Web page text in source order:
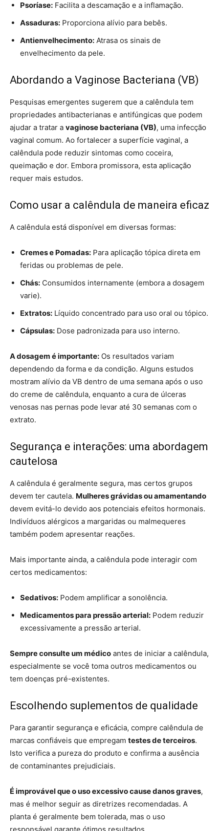
Psoríase: Facilita a descamação e a inflamação.
Assaduras: Proporciona alívio para bebês.
Antienvelhecimento: Atrasa os sinais de
envelhecimento da pele.
Abordando a Vaginose Bacteriana (VB)
Pesquisas emergentes sugerem que a calêndula tem
propriedades antibacterianas e antifúngicas que podem
ajudar a tratar a vaginose bacteriana (VB), uma infecção
vaginal comum. Ao fortalecer a superfície vaginal, a
calêndula pode reduzir sintomas como coceira,
queimação e dor. Embora promissora, esta aplicação
requer mais estudos.
Como usar a calêndula de maneira eficaz
A calêndula está disponível em diversas formas:
Cremes e Pomadas: Para aplicação tópica direta em
feridas ou problemas de pele.
Chás: Consumidos internamente (embora a dosagem
varie).
Extratos: Líquido concentrado para uso oral ou tópico.
Cápsulas: Dose padronizada para uso interno.
A dosagem é importante: Os resultados variam
dependendo da forma e da condição. Alguns estudos
mostram alívio da VB dentro de uma semana após o uso
do creme de calêndula, enquanto a cura de úlceras
venosas nas pernas pode levar até 30 semanas com o
extrato.
Segurança e interações: uma abordagem
cautelosa
A calêndula é geralmente segura, mas certos grupos
devem ter cautela. Mulheres grávidas ou amamentando
devem evitá-lo devido aos potenciais efeitos hormonais.
Indivíduos alérgicos a margaridas ou malmequeres
também podem apresentar reações.
Mais importante ainda, a calêndula pode interagir com
certos medicamentos:
Sedativos: Podem amplificar a sonolência.
Medicamentos para pressão arterial: Podem reduzir
excessivamente a pressão arterial.
Sempre consulte um médico antes de iniciar a calêndula,
especialmente se você toma outros medicamentos ou
tem doenças pré-existentes.
Escolhendo suplementos de qualidade
Para garantir segurança e eficácia, compre calêndula de
marcas confiáveis que empregam testes de terceiros.
Isto verifica a pureza do produto e confirma a ausência
de contaminantes prejudiciais.
É improvável que o uso excessivo cause danos graves,
mas é melhor seguir as diretrizes recomendadas. A
planta é geralmente bem tolerada, mas o uso